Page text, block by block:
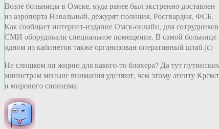
Возле больницы в Омске, куда ранее был экстренно доставлен
из аэропорта Навальный, дежурят полиция, Росгвардия, ФСБ.
Как сообщает интернет-издание Омск-онлайн, для сотрудников
СМИ оборудовали специальное помещение. В самой больнице
одном из кабинетов также организован оперативный штаб.(с)
Не слишком ли жирно для какого-то блохера? Да тут
министрам меньше внимания уделяют, чем этому агенту
и мирового сионизма.